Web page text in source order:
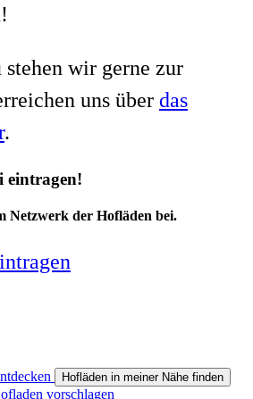
wir gerne zur
uns über das
.
eintragen!
Netzwerk der Hofläden bei.
Hofläden in meiner Nähe finden
vorschlagen